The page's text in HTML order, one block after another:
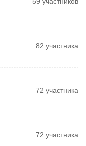
82 участника
72 участника
72 участника